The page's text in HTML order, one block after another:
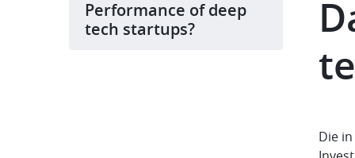
Performance of deep
tech startups?
Die